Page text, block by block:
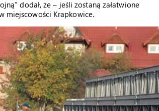
dodał, że – jeśli zostaną załatwione
miejscowości Krapkowice.